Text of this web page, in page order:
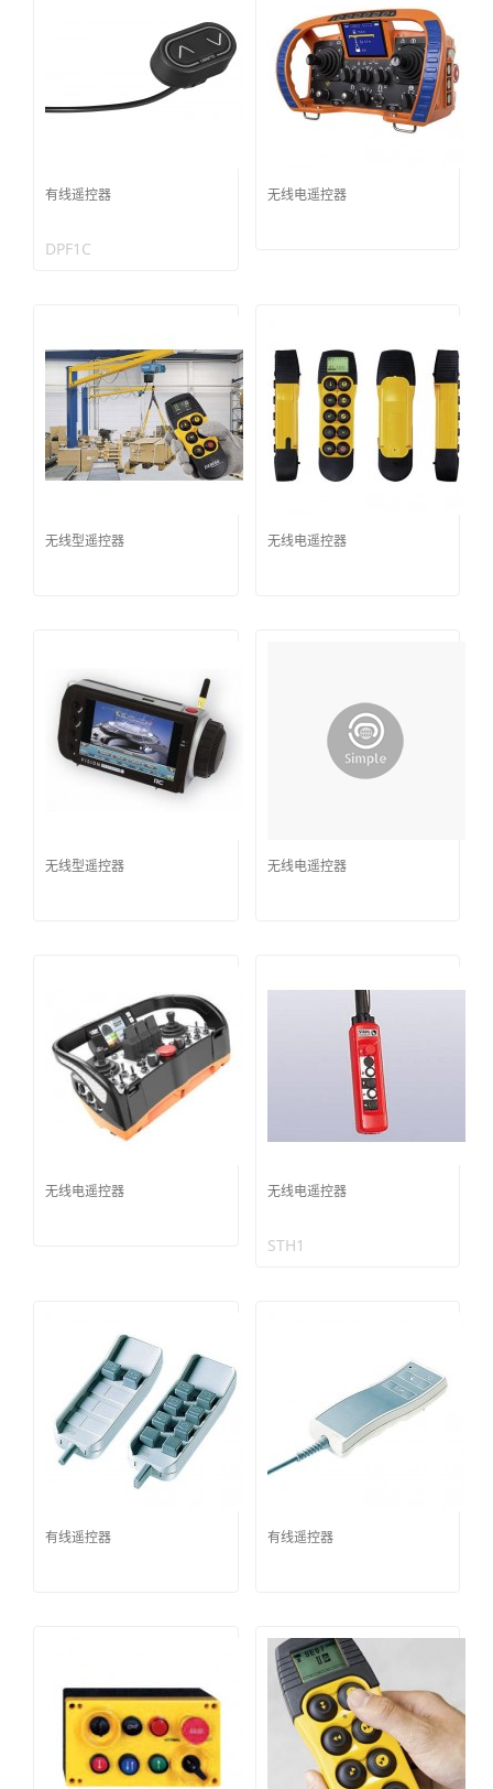
有线遥控器
DPF1C
无线电遥控器
无线型遥控器 无线电遥控器
无线型遥控器 无线电遥控器
无线电遥控器 无线电遥控器
STH1
有线遥控器 有线遥控器